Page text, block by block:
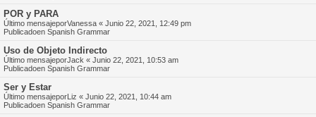
POR y PARA
Último mensajeporVanessa « Junio 22, 2021, 12:49 pm
Publicadoen Spanish Grammar
Uso de Objeto Indirecto
Último mensajeporJack « Junio 22, 2021, 10:53 am
Publicadoen Spanish Grammar
Ser y Estar
Último mensajeporLiz « Junio 22, 2021, 10:44 am
Publicadoen Spanish Grammar